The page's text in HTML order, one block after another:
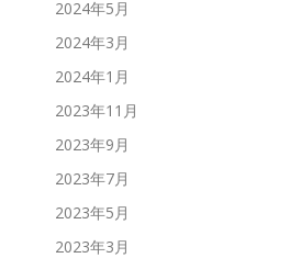
2024年5月
2024年3月
2024年1月
2023年11月
2023年9月
2023年7月
2023年5月
2023年3月